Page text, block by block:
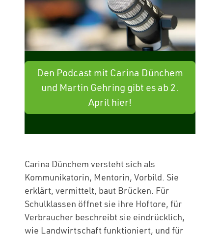
Den Podcast mit Carina Dünchem
und Martin Gehring gibt es ab 2.
April hier!
Carina Dünchem versteht sich als
Kommunikatorin, Mentorin, Vorbild. Sie
erklärt, vermittelt, baut Brücken. Für
Schulklassen öffnet sie ihre Hoftore, für
Verbraucher beschreibt sie eindrücklich,
wie Landwirtschaft funktioniert, und für